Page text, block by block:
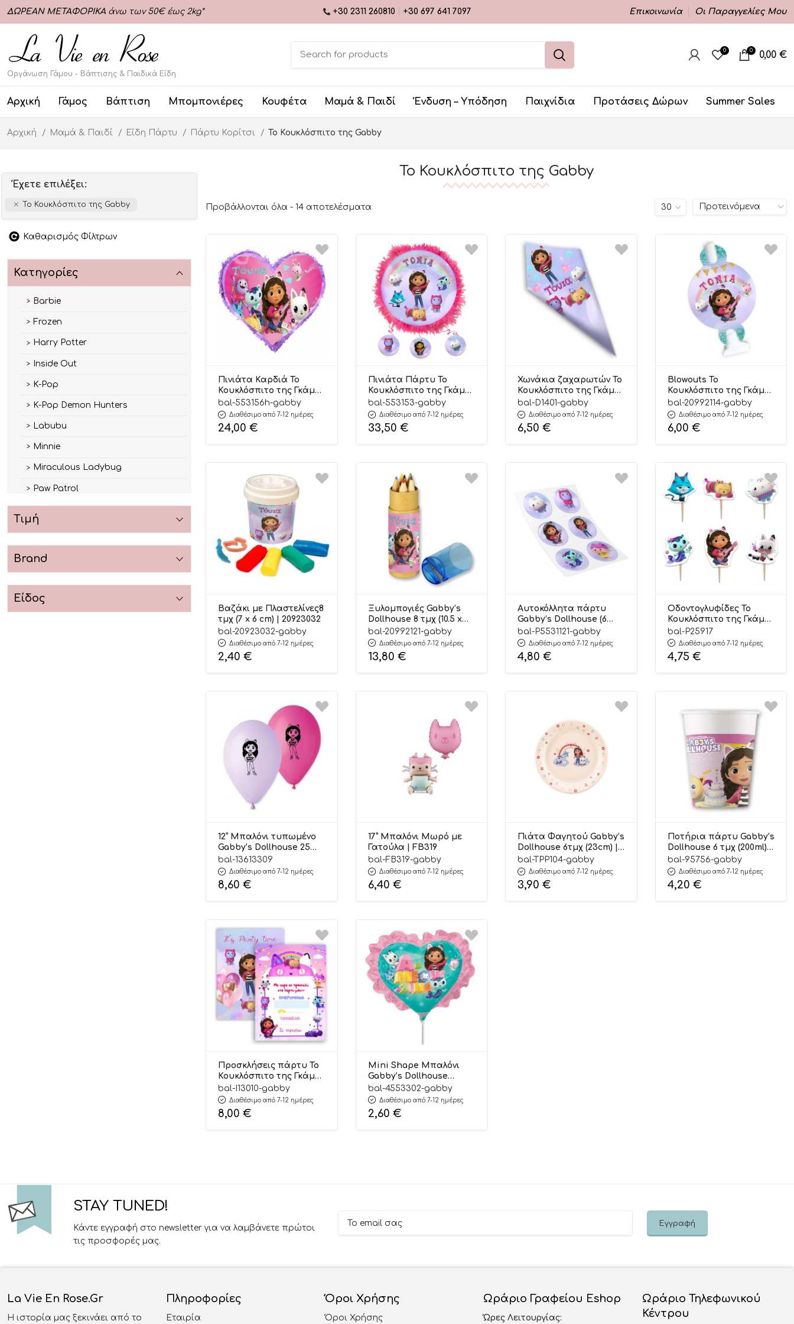
ΔΩΡΕΑΝ ΜΕΤΑΦΟΡΙΚΑ άνω των 50€ έως 2kg* +30 2311 260810 +30 697 641 7097 Επικοινωνία Οι Παραγγελίες Μου
Οργάνωση Γάμου - Βάπτισης & Παιδικά Είδη
0 0 0,00 €
Αρχική Γάμος Βάπτιση Μπομπονιέρες Κουφέτα Μαμά & Παιδί Ένδυση – Υπόδηση Παιχνίδια Προτάσεις Δώρων Summer Sales
Αρχική Μαμά & Παιδί Είδη Πάρτυ Πάρτυ Κορίτσι Το Κουκλόσπιτο της Gabby
Έχετε επιλέξει:
Το Κουκλόσπιτο της Gabby
Καθαρισμός Φίλτρων
Κατηγορίες
Barbie
Frozen
Harry Potter
Inside Out
K-Pop
K-Pop Demon Hunters
Labubu
Minnie
Miraculous Ladybug
Paw Patrol
Το Κουκλόσπιτο της Gabby
Τιμή
Brand
Είδος
Το Κουκλόσπιτο της Gabby
Προβάλλονται όλα - 14 αποτελέσματα
Πινιάτα Καρδιά Το
Κουκλόσπιτο της Γκάμπι
(31 x 27 cm) | 553156H
bal-553156h-gabby
Διαθέσιμο από 7-12 ημέρες
24,00 €
Πινιάτα Πάρτυ Το
Κουκλόσπιτο της Γκάμπι
(40εκ) | 553153
bal-553153-gabby
Διαθέσιμο από 7-12 ημέρες
33,50 €
Χωνάκια ζαχαρωτών Το
Κουκλόσπιτο της Γκάμπι
10 τμχ (20cm) | D1401
bal-D1401-gabby
Διαθέσιμο από 7-12 ημέρες
6,50 €
Blowouts Το
Κουκλόσπιτο της Γκάμπι
8 τμχ (7 x 6 cm) | 20992114
bal-20992114-gabby
Διαθέσιμο από 7-12 ημέρες
6,00 €
Βαζάκι με Πλαστελίνες8
τμχ (7 x 6 cm) | 20923032
bal-20923032-gabby
Διαθέσιμο από 7-12 ημέρες
2,40 €
Ξυλομπογιές Gabby’s
Dollhouse 8 τμχ (10.5 x
2.5 cm) | 20992121
bal-20992121-gabby
Διαθέσιμο από 7-12 ημέρες
13,80 €
Αυτοκόλλητα πάρτυ
Gabby’s Dollhouse (6
τμχ) | P5531121
bal-P5531121-gabby
Διαθέσιμο από 7-12 ημέρες
4,80 €
Οδοντογλυφίδες Το
Κουκλόσπιτο της Γκάμπι
(6 τμχ) | P25917
bal-P25917
Διαθέσιμο από 7-12 ημέρες
4,75 €
12” Μπαλόνι τυπωμένο
Gabby’s Dollhouse 25
τμχ | 13613309
bal-13613309
Διαθέσιμο από 7-12 ημέρες
8,60 €
17” Μπαλόνι Μωρό με
Γατούλα | FB319
bal-FB319-gabby
Διαθέσιμο από 7-12 ημέρες
6,40 €
Πιάτα Φαγητού Gabby’s
Dollhouse 6τμχ (23cm) |
TPP104
bal-TPP104-gabby
Διαθέσιμο από 7-12 ημέρες
3,90 €
Ποτήρια πάρτυ Gabby’s
Dollhouse 6 τμχ (200ml) |
95756
bal-95756-gabby
Διαθέσιμο από 7-12 ημέρες
4,20 €
Προσκλήσεις πάρτυ Το
Κουκλόσπιτο της Γκάμπι
8 τμχ (13 x 18 εκ) | I13010
bal-I13010-gabby
Διαθέσιμο από 7-12 ημέρες
8,00 €
Mini Shape Μπαλόνι
Gabby’s Dollhouse
(περίπου 23εκ) |
4553302
bal-4553302-gabby
Διαθέσιμο από 7-12 ημέρες
2,60 €
STAY TUNED!
Κάντε εγγραφή στο newsletter για να λαμβάνετε πρώτοι
τις προσφορές μας.
La Vie En Rose.gr
Η ιστορία μας ξεκινάει από το
Πληροφορίες
Εταιρία
Όροι Χρήσης
Όροι Χρήσης
Ωράριο Γραφείου Eshop
Ώρες Λειτουργίας:
Ωράριο Τηλεφωνικού
Κέντρου